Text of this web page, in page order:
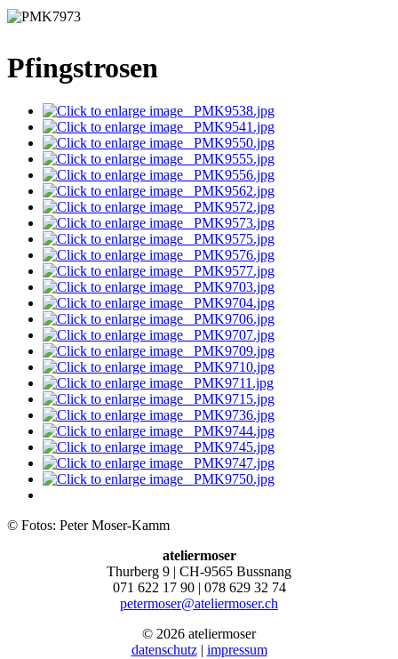
Pfingstrosen
© Fotos: Peter Moser-Kamm
ateliermoser
Thurberg 9 | CH-9565 Bussnang
071 622 17 90 | 078 629 32 74
petermoser@ateliermoser.ch
© 2026 ateliermoser
datenschutz| impressum